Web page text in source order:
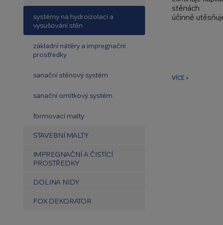
systémy na hydroizolaci a
vysušování stěn
základní nátěry a impregnační
prostředky
sanační stěnový systém
sanační omítkový systém
formovací malty
STAVEBNÍ MALTY
IMPREGNAČNÍ A ČISTÍCÍ
PROSTŘEDKY
DOLINA NIDY
FOX DEKORATOR
stěnách
účinně
VÍCE >